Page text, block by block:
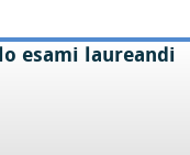
esami laureandi